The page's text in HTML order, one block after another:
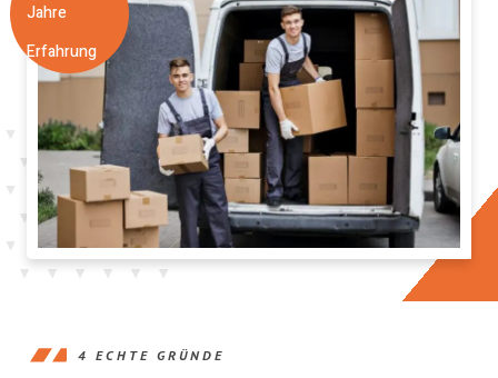
Jahre
Erfahrung
4 ECHTE GRÜNDE